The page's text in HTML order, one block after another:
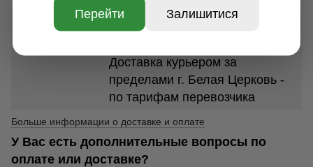
Доставка курьером по г. Белая
Доставка курьером за
пределами г. Белая Церковь -
по тарифам перевозчика
Больше информации о доставке и оплате
У Вас есть дополнительные вопросы по
оплате или доставке?
Перейти Залишитися